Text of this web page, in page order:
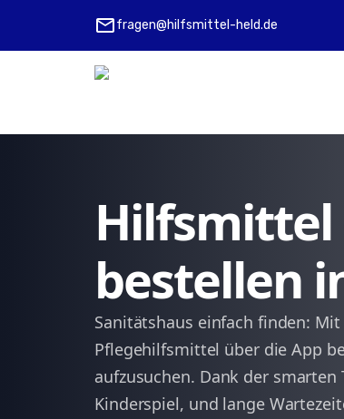
mailfragen@hilfsmittel-held.de
Hilfsmittel
bestellen
Sanitätshaus einfach finden:
Pflegehilfsmittel über die App
aufzusuchen. Dank der
Kinderspiel, und lange